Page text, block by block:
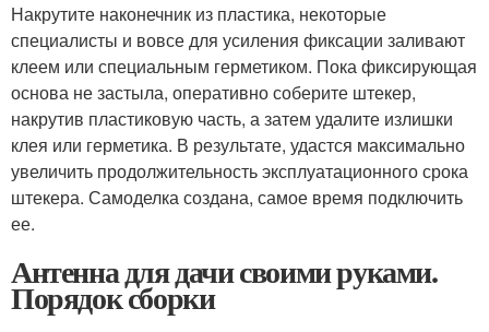
Накрутите наконечник из пластика, некоторые
специалисты и вовсе для усиления фиксации заливают
клеем или специальным герметиком. Пока фиксирующая
основа не застыла, оперативно соберите штекер,
накрутив пластиковую часть, а затем удалите излишки
клея или герметика. В результате, удастся максимально
увеличить продолжительность эксплуатационного срока
штекера. Самоделка создана, самое время подключить
ее.
Антенна для дачи своими руками.
Порядок сборки